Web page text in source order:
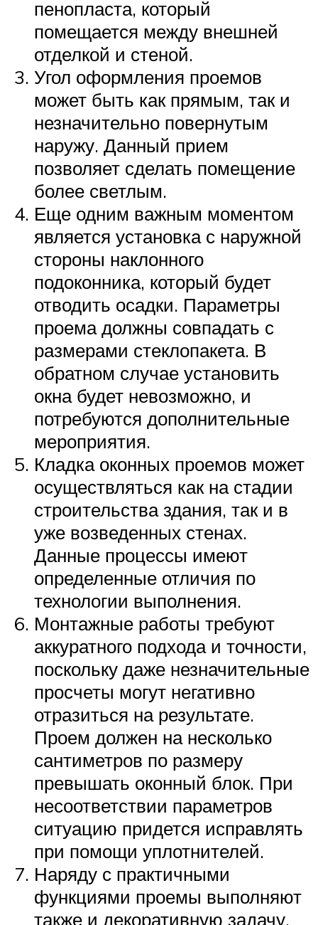
пенопласта, который
помещается между внешней
отделкой и стеной.
Угол оформления проемов
может быть как прямым, так и
незначительно повернутым
наружу. Данный прием
позволяет сделать помещение
более светлым.
Еще одним важным моментом
является установка с наружной
стороны наклонного
подоконника, который будет
отводить осадки. Параметры
проема должны совпадать с
размерами стеклопакета. В
обратном случае установить
окна будет невозможно, и
потребуются дополнительные
мероприятия.
Кладка оконных проемов может
осуществляться как на стадии
строительства здания, так и в
уже возведенных стенах.
Данные процессы имеют
определенные отличия по
технологии выполнения.
Монтажные работы требуют
аккуратного подхода и точности,
поскольку даже незначительные
просчеты могут негативно
отразиться на результате.
Проем должен на несколько
сантиметров по размеру
превышать оконный блок. При
несоответствии параметров
ситуацию придется исправлять
при помощи уплотнителей.
Наряду с практичными
функциями проемы выполняют
также и декоративную задачу,